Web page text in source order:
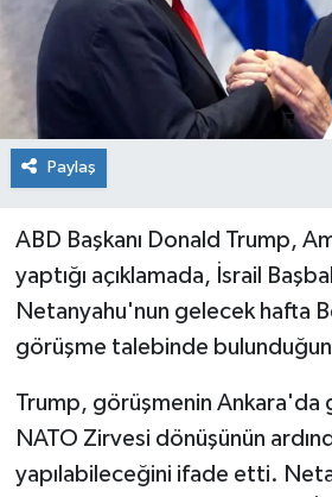
Paylaş
ABD Başkanı Donald Trump,
yaptığı açıklamada, İsrail
Netanyahu'nun gelecek hafta
görüşme talebinde
Trump, görüşmenin Ankara'da
NATO Zirvesi dönüşünün
yapılabileceğini ifade etti.